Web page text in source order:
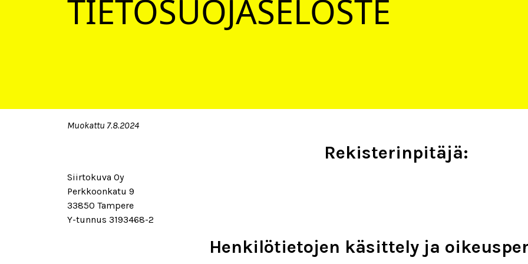
TIETOSUOJASELOSTE
Muokattu 7.8.2024
Rekisterinpitäjä:
Siirtokuva Oy
Perkkoonkatu 9
33850 Tampere
Y-tunnus 3193468-2
Henkilötietojen käsittely ja